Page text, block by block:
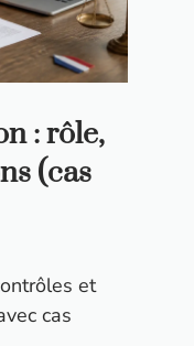
: rôle,
(cas
et
cas